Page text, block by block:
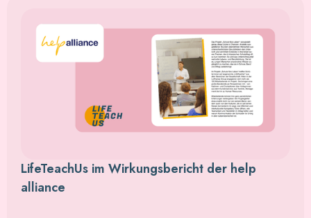
LifeTeachUs im Wirkungsbericht der help
alliance